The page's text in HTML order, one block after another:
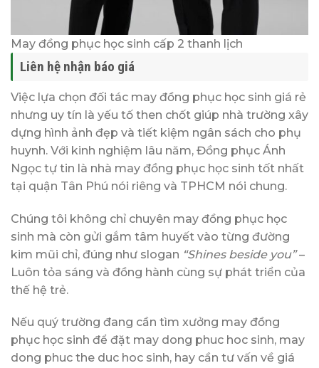
May đồng phục học sinh cấp 2 thanh lịch
Liên hệ nhận báo giá
Việc lựa chọn đối tác may đồng phục học sinh giá rẻ
nhưng uy tín là yếu tố then chốt giúp nhà trường xây
dựng hình ảnh đẹp và tiết kiệm ngân sách cho phụ
huynh. Với kinh nghiệm lâu năm, Đồng phục Ánh
Ngọc tự tin là nhà may đồng phục học sinh tốt nhất
tại quận Tân Phú nói riêng và TPHCM nói chung.
Chúng tôi không chỉ chuyên may đồng phục học
sinh mà còn gửi gắm tâm huyết vào từng đường
kim mũi chỉ, đúng như slogan “Shines beside you”–
Luôn tỏa sáng và đồng hành cùng sự phát triển của
thế hệ trẻ.
Nếu quý trường đang cần tìm xưởng may đồng
phục học sinh để đặt may dong phuc hoc sinh, may
dong phuc the duc hoc sinh, hay cần tư vấn về giá